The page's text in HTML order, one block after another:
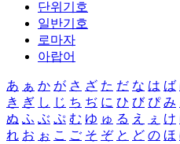
단위기호
일반기호
로마자
아랍어
あ ぁ か が さ ざ た だ な は ば
き ぎ し じ ち ぢ に ひ び ぴ み
ぬ ふ ぶ ぷ む ゆ ゅ る え ぇ け
れ お ぉ こ ご そ ぞ と ど の ほ